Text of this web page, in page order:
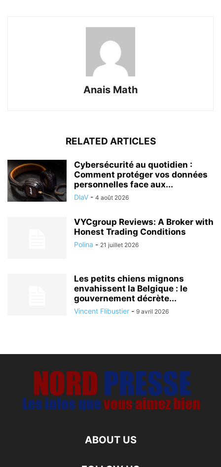
Anais Math
RELATED ARTICLES
Cybersécurité au quotidien :
Comment protéger vos données
personnelles face aux...
DlaV - 4 août 2026
VYCgroup Reviews: A Broker with
Honest Trading Conditions
Polina - 21 juillet 2026
Les petits chiens mignons
envahissent la Belgique : le
gouvernement décrète...
Vincent Flibustier - 9 avril 2026
ABOUT US